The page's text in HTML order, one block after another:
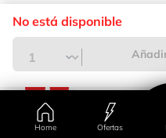
Home Ofertas
No está disponible
CAMBIAR
Península y